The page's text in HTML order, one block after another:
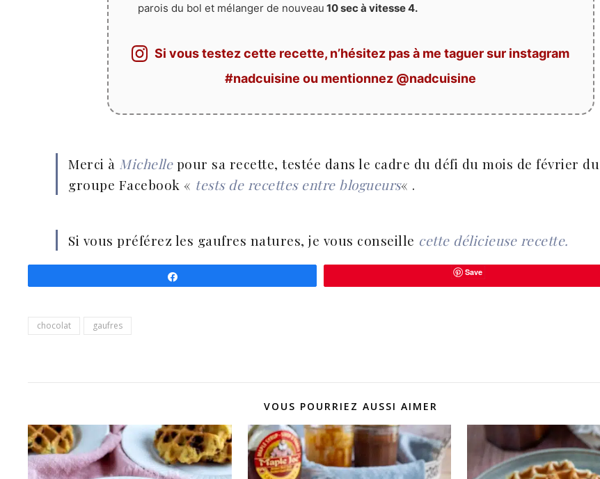
parois du bol et mélanger de nouveau 10 sec à vitesse 4.
Si vous testez cette recette, n’hésitez pas à me taguer sur instagram
#nadcuisine ou mentionnez @nadcuisine
Merci à Michellepour sa recette, testée dans le cadre du défi du mois de février du
groupe Facebook « tests de recettes entre blogueurs« .
Si vous préférez les gaufres natures, je vous conseille cette délicieuse recette.
Save
chocolat gaufres
VOUS POURRIEZ AUSSI AIMER